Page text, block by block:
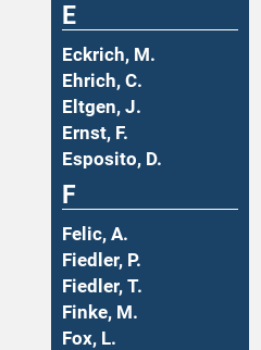
E
Eckrich, M.
Ehrich, C.
Eltgen, J.
Ernst, F.
Esposito, D.
F
Felic, A.
Fiedler, P.
Fiedler, T.
Finke, M.
Fox, L.